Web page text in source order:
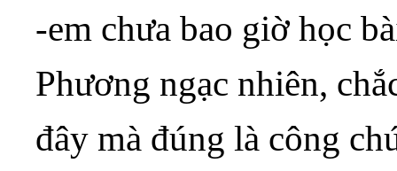
-em chưa bao giờ học
Phương ngạc nhiên,
đây mà đúng là công